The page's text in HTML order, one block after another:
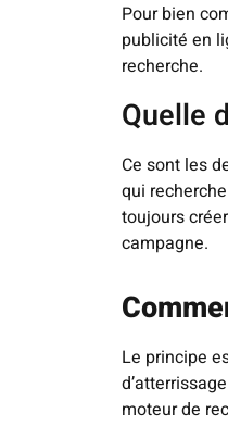
Pour bien
publicité en
recherche.
Quelle
Ce sont les
qui
toujours
campagne.
Le principe
moteur de